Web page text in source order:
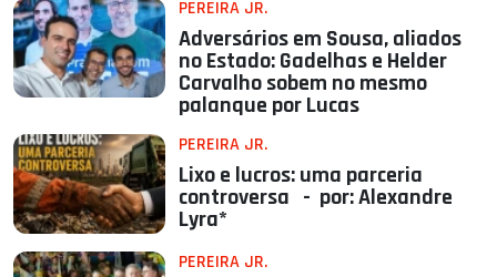
PEREIRA JR.
Adversários em Sousa, aliados
no Estado: Gadelhas e Helder
Carvalho sobem no mesmo
palanque por Lucas
PEREIRA JR.
Lixo e lucros: uma parceria
controversa - por: Alexandre
Lyra*
PEREIRA JR.